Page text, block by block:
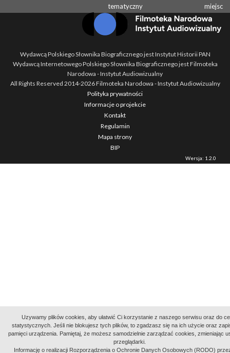
Uzywamy plików cookies, aby ułatwić Ci korzystanie z naszego serwisu oraz do
statystycznych. Jeśli nie blokujesz tych plików, to zgadzasz się na ich użycie oraz
pamięci urządzenia. Pamiętaj, że możesz samodzielnie zarządzać cookies, zmieniając
przeglądarki.
Informację o realizacji Rozporządzenia o Ochronie Danych Osobowych (RODO)
tematyczny
miejsc
Wydawcą Polskiego Słownika Biograficznego jest Instytut Historii PAN
Wydawcą Internetowego Polskiego Słownika Biograficznego jest Filmoteka
Narodowa - Instytut Audiowizualny
All Rights Reserved 2014-2026Filmoteka Narodowa - Instytut Audiowizualny
Polityka prywatności
Informacje o projekcie
Kontakt
Regulamin
Mapa strony
BIP
Wersja: 1.2.0